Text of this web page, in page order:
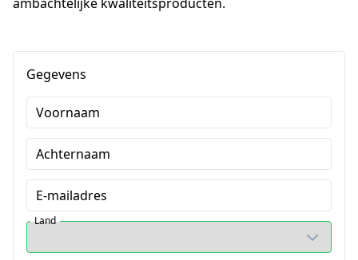
Gegevens
Voornaam
Achternaam
E-mailadres
Land